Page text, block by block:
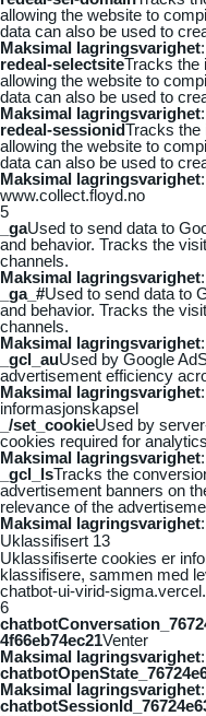
allowing the website to
data can also be used to
Maksimal lagringsvarighet
redeal-selectsiteTracks the
allowing the website to
data can also be used to
Maksimal lagringsvarighet
redeal-sessionidTracks the
allowing the website to
data can also be used to
Maksimal lagringsvarighet
www.collect.floyd.no
5
_gaUsed to send data to
and behavior. Tracks the
channels.
Maksimal lagringsvarighet
_ga_#Used to send data to
and behavior. Tracks the
channels.
Maksimal lagringsvarighet
_gcl_auUsed by Google
advertisement efficiency
Maksimal lagringsvarighet
informasjonskapsel
_/set_cookieUsed by
cookies required for
Maksimal lagringsvarighet
_gcl_lsTracks the
advertisement banners on
relevance of the
Maksimal lagringsvarighet
Uklassifisert 13
Uklassifiserte cookies er
klassifisere, sammen med
chatbot-ui-virid-
6
4f66eb74ec21Venter
Maksimal lagringsvarighet
Maksimal lagringsvarighet